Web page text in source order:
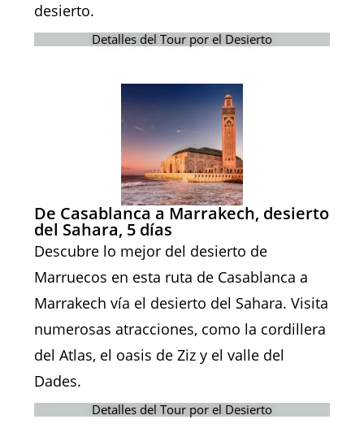
desierto.
Detalles del Tour por el Desierto
De Casablanca a Marrakech, desierto
del Sahara, 5 días
Descubre lo mejor del desierto de
Marruecos en esta ruta de Casablanca a
Marrakech vía el desierto del Sahara. Visita
numerosas atracciones, como la cordillera
del Atlas, el oasis de Ziz y el valle del
Dades.
Detalles del Tour por el Desierto